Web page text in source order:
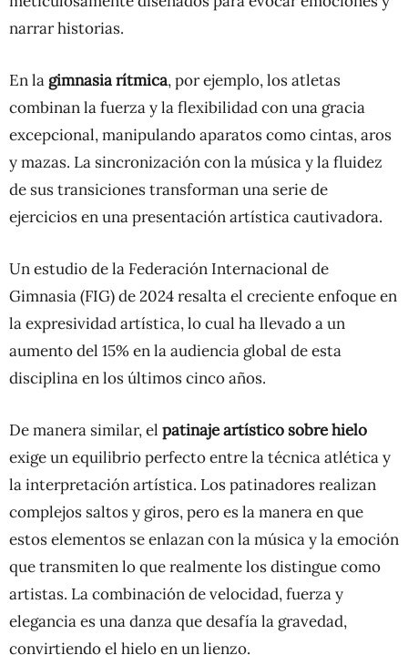
narrar historias.
En la gimnasia rítmica, por ejemplo, los atletas
combinan la fuerza y la flexibilidad con una gracia
excepcional, manipulando aparatos como cintas, aros
y mazas. La sincronización con la música y la fluidez
de sus transiciones transforman una serie de
ejercicios en una presentación artística cautivadora.
Un estudio de la Federación Internacional de
Gimnasia (FIG) de 2024 resalta el creciente enfoque en
la expresividad artística, lo cual ha llevado a un
aumento del 15% en la audiencia global de esta
disciplina en los últimos cinco años.
De manera similar, el patinaje artístico sobre hielo
exige un equilibrio perfecto entre la técnica atlética y
la interpretación artística. Los patinadores realizan
complejos saltos y giros, pero es la manera en que
estos elementos se enlazan con la música y la emoción
que transmiten lo que realmente los distingue como
artistas. La combinación de velocidad, fuerza y
elegancia es una danza que desafía la gravedad,
convirtiendo el hielo en un lienzo.